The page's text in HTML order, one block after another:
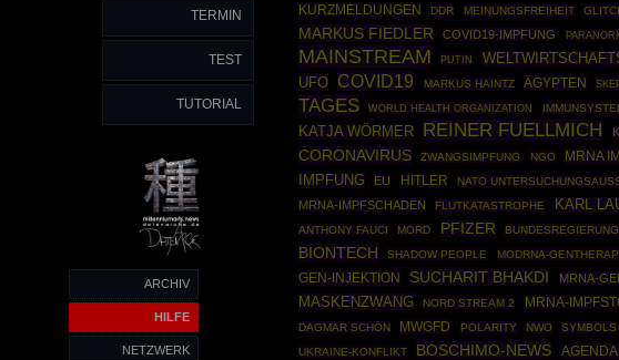
TERMIN
TEST
TUTORIAL
ARCHIV
HILFE
NETZWERK
KURZMELDUNGEN
DDR MEINUNGSFREIHEIT
MARKUS FIEDLER COVID19-IMPFUNG
MAINSTREAM
PUTIN
UFO COVID19 MARKUS HAINTZ ÄGYPTEN
TAGES
WORLD HEALTH ORGANIZATION
KATJA WÖRMER REINER FUELLMICH
CORONAVIRUS ZWANGSIMPFUNG NGO MRNA
IMPFUNG EU HITLER NATO
MRNA-IMPFSCHADEN FLUTKATASTROPHE KARL
ANTHONY FAUCI
MORD PFIZER BUNDESREGIERUNG
BIONTECH SHADOW PEOPLE MODRNA-
GEN-INJEKTION
SUCHARIT BHAKDI MRNA-
MASKENZWANG NORD STREAM 2 MRNA-
DAGMAR SCHÖN MWGFD POLARITY NWO SYMBOLS
UKRAINE-KONFLIKT BOSCHIMO-NEWS